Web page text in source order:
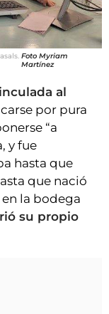
Foto Myriam
Martínez
al
por pura
“a
y fue
hasta que
que nació
la bodega
su propio